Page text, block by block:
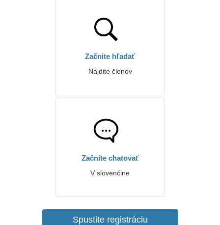
Začnite hľadať
Nájdite členov
Začnite chatovať
V slovenčine
Spustite registráciu